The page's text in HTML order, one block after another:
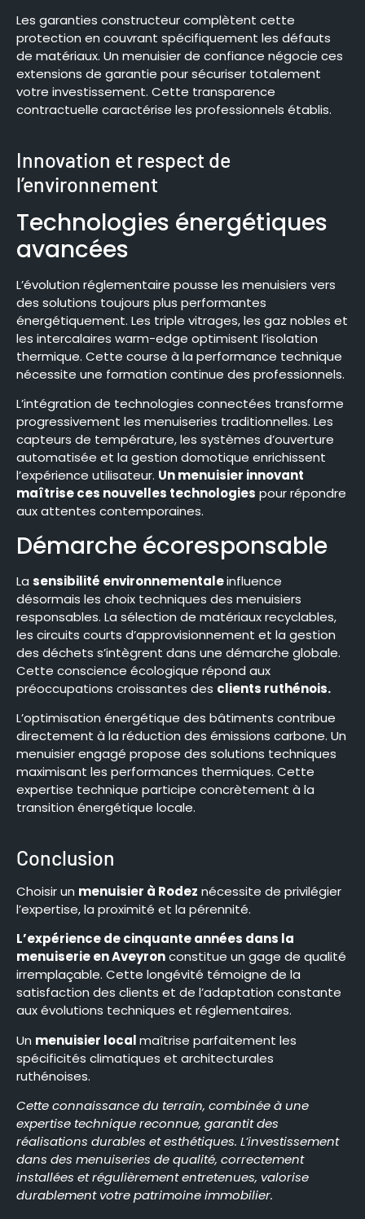
Les garanties constructeur complètent cette
protection en couvrant spécifiquement les défauts
de matériaux. Un menuisier de confiance négocie ces
extensions de garantie pour sécuriser totalement
votre investissement. Cette transparence
contractuelle caractérise les professionnels établis.
Innovation et respect de
l’environnement
Technologies énergétiques
avancées
L’évolution réglementaire pousse les menuisiers vers
des solutions toujours plus performantes
énergétiquement. Les triple vitrages, les gaz nobles et
les intercalaires warm-edge optimisent l’isolation
thermique. Cette course à la performance technique
nécessite une formation continue des professionnels.
L’intégration de technologies connectées transforme
progressivement les menuiseries traditionnelles. Les
capteurs de température, les systèmes d’ouverture
automatisée et la gestion domotique enrichissent
l’expérience utilisateur. Un menuisier innovant
maîtrise ces nouvelles technologies pour répondre
aux attentes contemporaines.
Démarche écoresponsable
La sensibilité environnementaleinfluence
désormais les choix techniques des menuisiers
responsables. La sélection de matériaux recyclables,
les circuits courts d’approvisionnement et la gestion
des déchets s’intègrent dans une démarche globale.
Cette conscience écologique répond aux
préoccupations croissantes des clients ruthénois.
L’optimisation énergétique des bâtiments contribue
directement à la réduction des émissions carbone. Un
menuisier engagé propose des solutions techniques
maximisant les performances thermiques. Cette
expertise technique participe concrètement à la
transition énergétique locale.
Conclusion
Choisir un menuisier à Rodez nécessite de privilégier
l’expertise, la proximité et la pérennité.
L’expérience de cinquante années dans la
menuiserie en Aveyronconstitue un gage de qualité
irremplaçable. Cette longévité témoigne de la
satisfaction des clients et de l’adaptation constante
aux évolutions techniques et réglementaires.
Un menuisier localmaîtrise parfaitement les
spécificités climatiques et architecturales
ruthénoises.
Cette connaissance du terrain, combinée à une
expertise technique reconnue, garantit des
réalisations durables et esthétiques. L’investissement
dans des menuiseries de qualité, correctement
installées et régulièrement entretenues, valorise
durablement votre patrimoine immobilier.